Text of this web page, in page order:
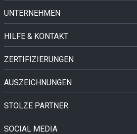
UNTERNEHMEN
HILFE & KONTAKT
ZERTIFIZIERUNGEN
AUSZEICHNUNGEN
STOLZE PARTNER
SOCIAL MEDIA